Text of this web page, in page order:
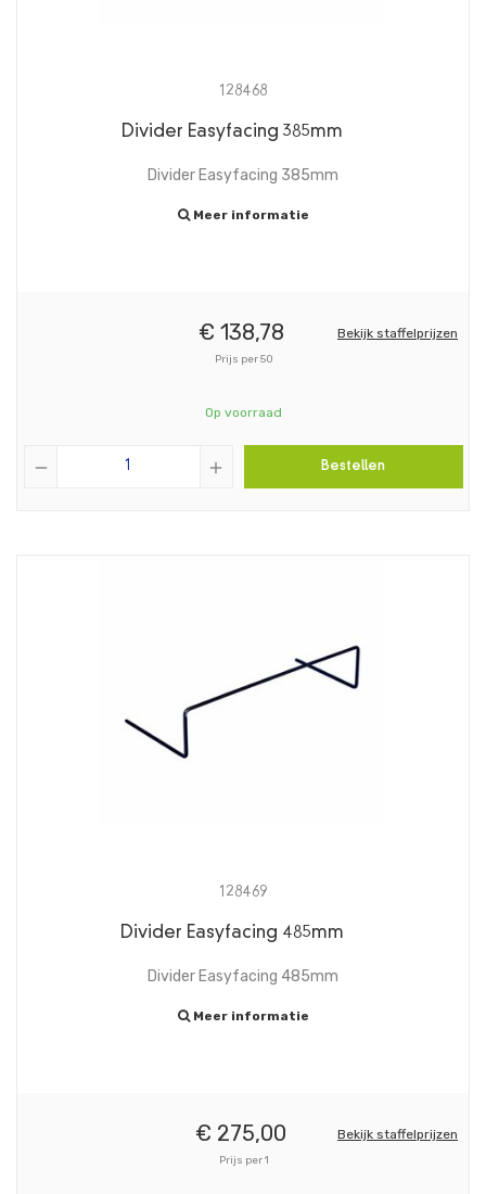
128468
Divider Easyfacing 385mm
Divider Easyfacing 385mm
Meer informatie
€ 138,78 Bekijk staffelprijzen
Prijs per 50
Op voorraad
remove add Bestellen
128469
Divider Easyfacing 485mm
Divider Easyfacing 485mm
Meer informatie
€ 275,00 Bekijk staffelprijzen
Prijs per 1